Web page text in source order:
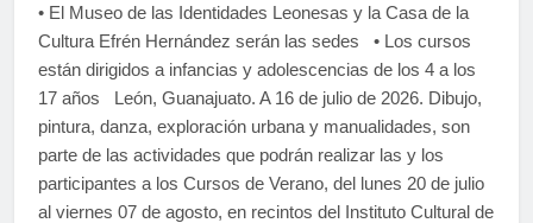
• El Museo de las Identidades Leonesas y la Casa de la
Cultura Efrén Hernández serán las sedes • Los cursos
están dirigidos a infancias y adolescencias de los 4 a los
17 años León, Guanajuato. A 16 de julio de 2026. Dibujo,
pintura, danza, exploración urbana y manualidades, son
parte de las actividades que podrán realizar las y los
participantes a los Cursos de Verano, del lunes 20 de julio
al viernes 07 de agosto, en recintos del Instituto Cultural de